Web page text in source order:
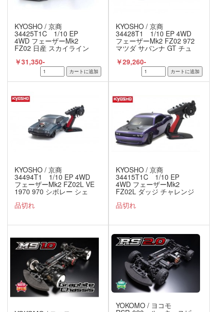
KYOSHO / 京商
34425T1C 1/10 EP
4WD フェーザーMk2
FZ02 日産 スカイライン
ーンド･バージョン シルバ
ー レディセット 京商 /
KYOSHO
￥31,350-
KYOSHO / 京商
34428T1 1/10 EP 4WD
フェーザーMk2 FZ02 972
マツダ サバンナ GT チュ
ン レディセット
￥29,260-
KYOSHO / 京商
34494T1 1/10 EP 4WD
フェーザーMk2 FZ02L VE
1970 970 シボレー シェ
ー仕様 VE ダークブルー
品切れ
KYOSHO / 京商
34415T1C 1/10 EP
4WD フェーザーMk2
FZ02L ダッジ チャレンジ
プラムクレイジーパープ
品切れ
YOKOMO / ヨコモ